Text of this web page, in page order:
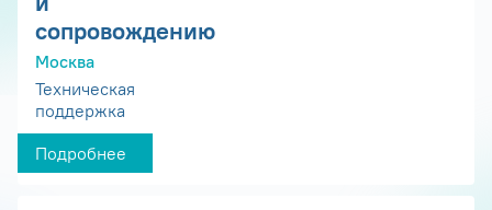
сопровождению
Москва
Техническая
поддержка
Подробнее